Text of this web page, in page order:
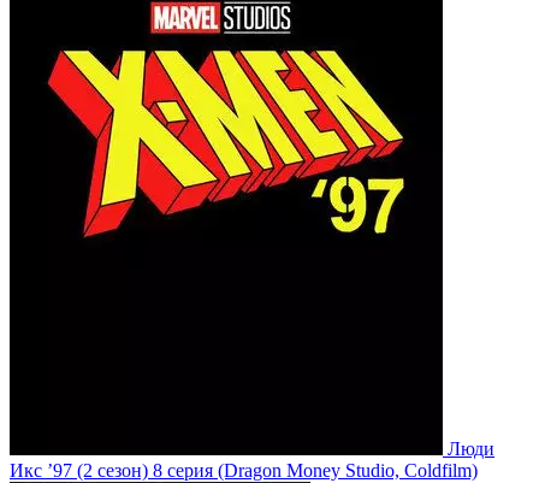
Люди
Икс ’97 (2 сезон) 8 серия (Dragon Money Studio, Coldfilm)